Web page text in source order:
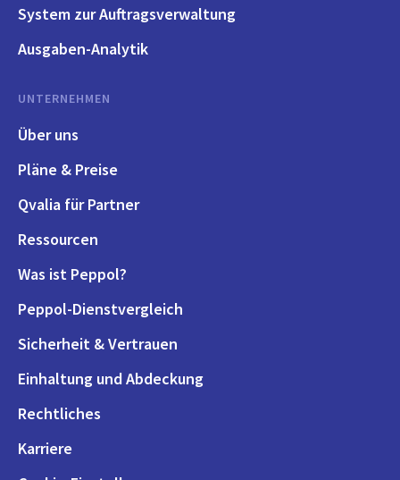
System zur Auftragsverwaltung
Ausgaben-Analytik
UNTERNEHMEN
Über uns
Pläne & Preise
Qvalia für Partner
Ressourcen
Was ist Peppol?
Peppol-Dienstvergleich
Sicherheit & Vertrauen
Einhaltung und Abdeckung
Rechtliches
Karriere